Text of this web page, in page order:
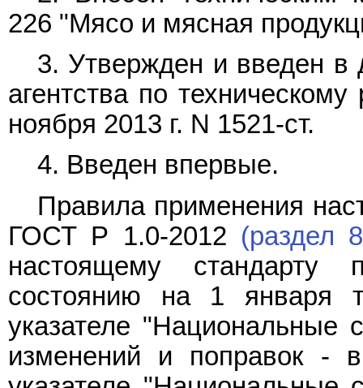
226 "Мясо и мясная
3. Утвержден и введен в
агентства по
ноября 2013 г. N 1521-ст.
4. Введен впервые.
Правила применения
ГОСТ Р 1.0-2012 (раздел
настоящему стандарту
состоянию на 1 января
указателе "Национальные
изменений и поправок -